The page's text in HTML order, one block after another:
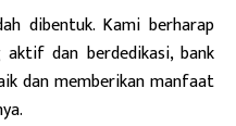
dibentuk. Kami berharap
aktif dan berdedikasi, bank
dan memberikan manfaat